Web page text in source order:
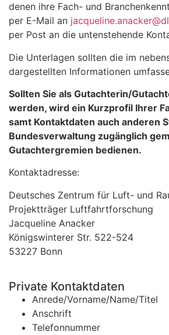
denen ihre Fach- und
per E-Mail an
per Post an die untenstehende
Die Unterlagen sollten die im
dargestellten Informationen
Sollten Sie als Gutachterin/
werden, wird ein Kurzprofil Ihrer
samt Kontaktdaten auch anderen
Bundesverwaltung zugänglich
Gutachtergremien bedienen.
Kontaktadresse:
Deutsches Zentrum für Luft- und
Projektträger Luftfahrtforschung
Jacqueline Anacker
Königswinterer Str. 522-524
53227 Bonn
Private Kontaktdaten
Anrede/Vorname/Name/Titel
Anschrift
Telefonnummer